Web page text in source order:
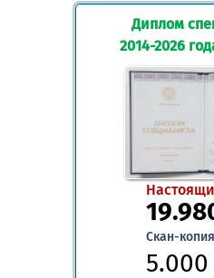
Диплом
2014-2026
Скан-копия
5.000